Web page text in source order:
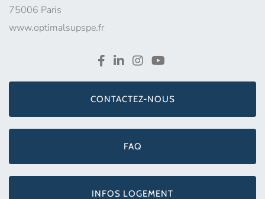
75006 Paris
www.optimalsupspe.fr
CONTACTEZ-NOUS
FAQ
INFOS LOGEMENT